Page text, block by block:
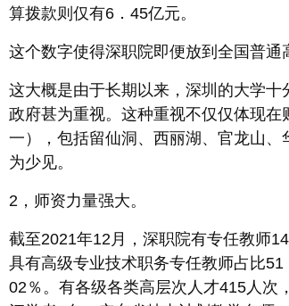
算拨款则仅有6．45亿元。
这个数字使得深职院即便放到全国普
这大概是由于长期以来，深圳的大学
政府甚为重视。这种重视不仅仅体现
一），包括留仙洞、西丽湖、官龙山
为少见。
2，师资力量强大。
截至2021年12月，深职院有专任教师
具有高级专业技术职务专任教师占比
02％。有各级各类高层次人才415人次